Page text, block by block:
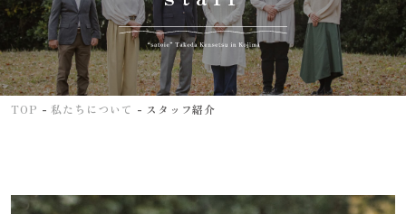
TOP - 私たちについて - スタッフ紹介